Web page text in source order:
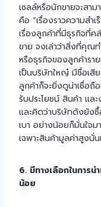
เซลล์หรือนักขายจะสาม
คือ “เรื่องราวความสำ
เรื่องลูกค้าที่มีธุรกิจที่
ขาย จงเล่าว่าสิ่งที่คุณ
หรือธุรกิจของลูกค้ารา
เป็นบริษัทใหญ๋ มีชื่อเสี
ลูกค้าก็จะยิ่งดูน่าเชื่อถือ
รับประโยชน์ สินค้า แล
และคิดว่าบริษัทดังยัง
เบา อย่างน้อยก็มั่นใจม
เฉพาะสินค้ามูลค่าสูงนั่
6. มีทางเลือกในการน
น้อย